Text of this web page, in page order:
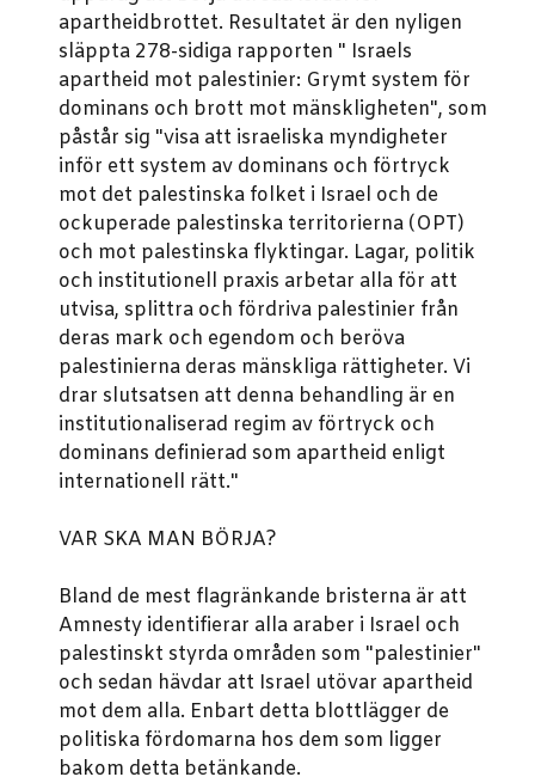
apartheidbrottet. Resultatet är den nyligen
släppta 278-sidiga rapporten " Israels
apartheid mot palestinier: Grymt system för
dominans och brott mot mänskligheten", som
påstår sig "visa att israeliska myndigheter
inför ett system av dominans och förtryck
mot det palestinska folket i Israel och de
ockuperade palestinska territorierna (OPT)
och mot palestinska flyktingar. Lagar, politik
och institutionell praxis arbetar alla för att
utvisa, splittra och fördriva palestinier från
deras mark och egendom och beröva
palestinierna deras mänskliga rättigheter. Vi
drar slutsatsen att denna behandling är en
institutionaliserad regim av förtryck och
dominans definierad som apartheid enligt
internationell rätt."
VAR SKA MAN BÖRJA?
Bland de mest flagränkande bristerna är att
Amnesty identifierar alla araber i Israel och
palestinskt styrda områden som "palestinier"
och sedan hävdar att Israel utövar apartheid
mot dem alla. Enbart detta blottlägger de
politiska fördomarna hos dem som ligger
bakom detta betänkande.